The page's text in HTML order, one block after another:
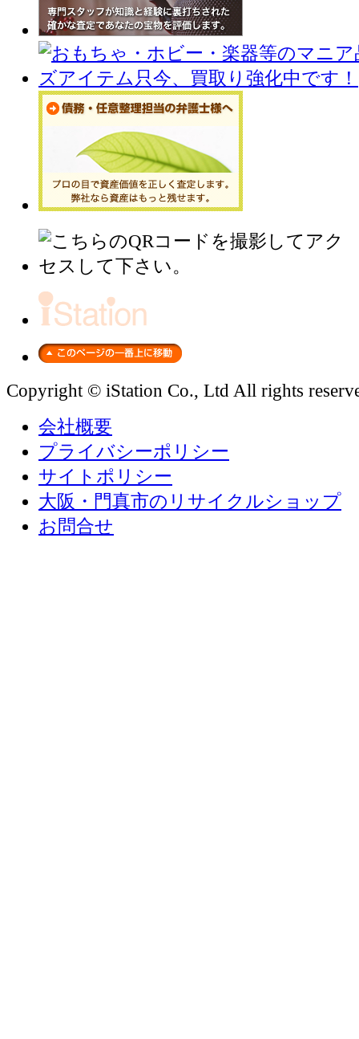
Copyright © iStation Co., Ltd All rights
会社概要
プライバシーポリシー
サイトポリシー
大阪・門真市のリサイクルショップ
お問合せ